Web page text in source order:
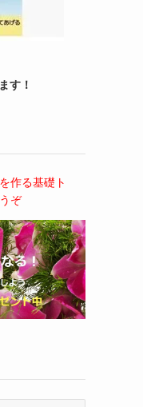
す！
作る基礎ト
ぞ